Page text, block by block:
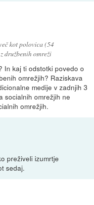
kot polovica (54
družbenih omreži
In kaj ti odstotki povedo o
omrežjih? Raziskava
medije v zadnjih 3
socialnih omrežjih ne
omrežjih.
preživeli izumrtje
sedaj.